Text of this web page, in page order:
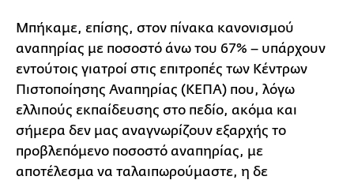
Μπήκαμε, επίσης, στον πίνακα κανονισμού
αναπηρίας με ποσοστό άνω του 67% – υπάρχουν
εντούτοις γιατροί στις επιτροπές των Κέντρων
Πιστοποίησης Αναπηρίας (ΚΕΠΑ) που, λόγω
ελλιπούς εκπαίδευσης στο πεδίο, ακόμα και
σήμερα δεν μας αναγνωρίζουν εξαρχής το
προβλεπόμενο ποσοστό αναπηρίας, με
αποτέλεσμα να ταλαιπωρούμαστε, η δε